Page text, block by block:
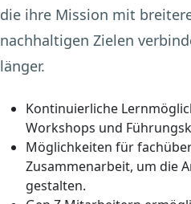
die ihre Mission mit
nachhaltigen Zielen
länger.
Kontinuierliche
Workshops und
Möglichkeiten für
Zusammenarbeit, um die
gestalten.